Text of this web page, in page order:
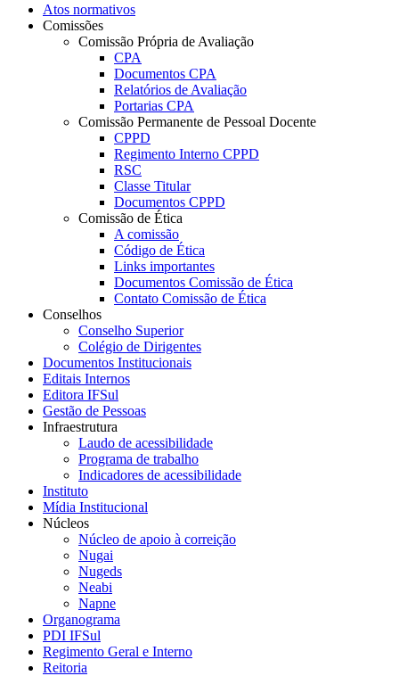
Atos normativos
Comissões
Comissão Própria de Avaliação
CPA
Documentos CPA
Relatórios de Avaliação
Portarias CPA
Comissão Permanente de Pessoal Docente
CPPD
Regimento Interno CPPD
RSC
Classe Titular
Documentos CPPD
Comissão de Ética
A comissão
Código de Ética
Links importantes
Documentos Comissão de Ética
Contato Comissão de Ética
Conselhos
Conselho Superior
Colégio de Dirigentes
Documentos Institucionais
Editais Internos
Editora IFSul
Gestão de Pessoas
Infraestrutura
Laudo de acessibilidade
Programa de trabalho
Indicadores de acessibilidade
Instituto
Mídia Institucional
Núcleos
Núcleo de apoio à correição
Nugai
Nugeds
Neabi
Napne
Organograma
PDI IFSul
Regimento Geral e Interno
Reitoria